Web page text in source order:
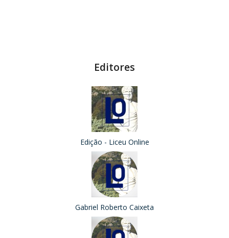
Editores
Edição - Liceu Online
Gabriel Roberto Caixeta